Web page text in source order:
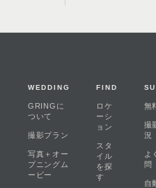
WEDDING
GRINGに
ついて
撮影プラン
写真＋オー
プニングム
ービー
FIND
ロケ
ーシ
ョン
スタ
イル
を探
す
無
撮
況
よ
問
自